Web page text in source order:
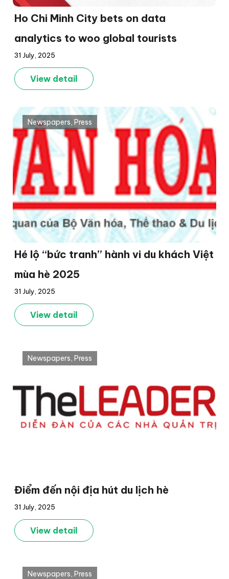
Ho Chi Minh City bets on data
analytics to woo global tourists
31 July, 2025
View detail
Hé lộ “bức tranh” hành vi du khách Việt
mùa hè 2025
Newspapers, Press
31 July, 2025
View detail
Điểm đến nội địa hút du lịch hè
Newspapers, Press
31 July, 2025
View detail
Newspapers, Press